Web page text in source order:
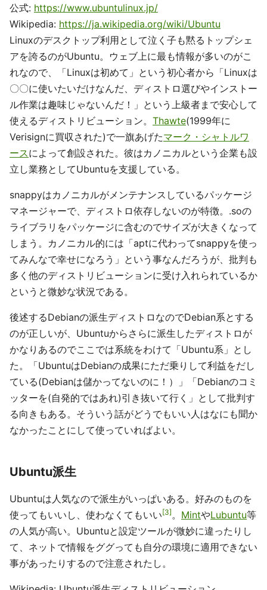
公式: https://www.ubuntulinux.jp/
Wikipedia: https://ja.wikipedia.org/wiki/Ubuntu
Linuxのデスクトップ利用として泣く子も黙るトップシェ
アを誇るのがUbuntu。ウェブ上に最も情報が多いのがこ
れなので、「Linuxは初めて」という初心者から「Linuxは
〇〇に使いたいだけなんだ、ディストロ選びやインストー
ル作業は趣味じゃないんだ！」という上級者まで安心して
使えるディストリビューション。 Thawte(1999年に
Verisignに買収された)で一旗あげたマーク・シャトルワ
ースによって創設された。彼はカノニカルという企業も設
立し業務としてUbuntuを支援している。
snappyはカノニカルがメンテナンスしているパッケージ
マネージャーで、ディストロ依存しないのが特徴。.soの
ライブラリをパッケージに含むのでサイズが大きくなって
しまう。カノニカル的には「aptに代わってsnappyを使っ
てみんなで幸せになろう」という事なんだろうが、批判も
多く他のディストリビューションに受け入れられているか
というと微妙な状況である。
後述するDebianの派生ディストロなのでDebian系とする
のが正しいが、Ubuntuからさらに派生したディストロが
かなりあるのでここでは系統をわけて「Ubuntu系」とし
た。「UbuntuはDebianの成果にただ乗りして利益をだし
ている(Debianは儲かってないのに！）」「Debianのコミ
ッターを(自発的ではあれ)引き抜いて行く」として批判す
る向きもある。そういう話がどうでもいい人はなにも聞か
なかったことにして使っていればよい。
Ubuntu派生
Ubuntuは人気なので派生がいっぱいある。好みのものを
使ってもいいし、使わなくてもいい 3 。 MintやLubuntu等
の人気が高い。Ubuntuと設定ツールが微妙に違ったりし
て、ネットで情報をググっても自分の環境に適用できない
事があったりするので注意されたし。